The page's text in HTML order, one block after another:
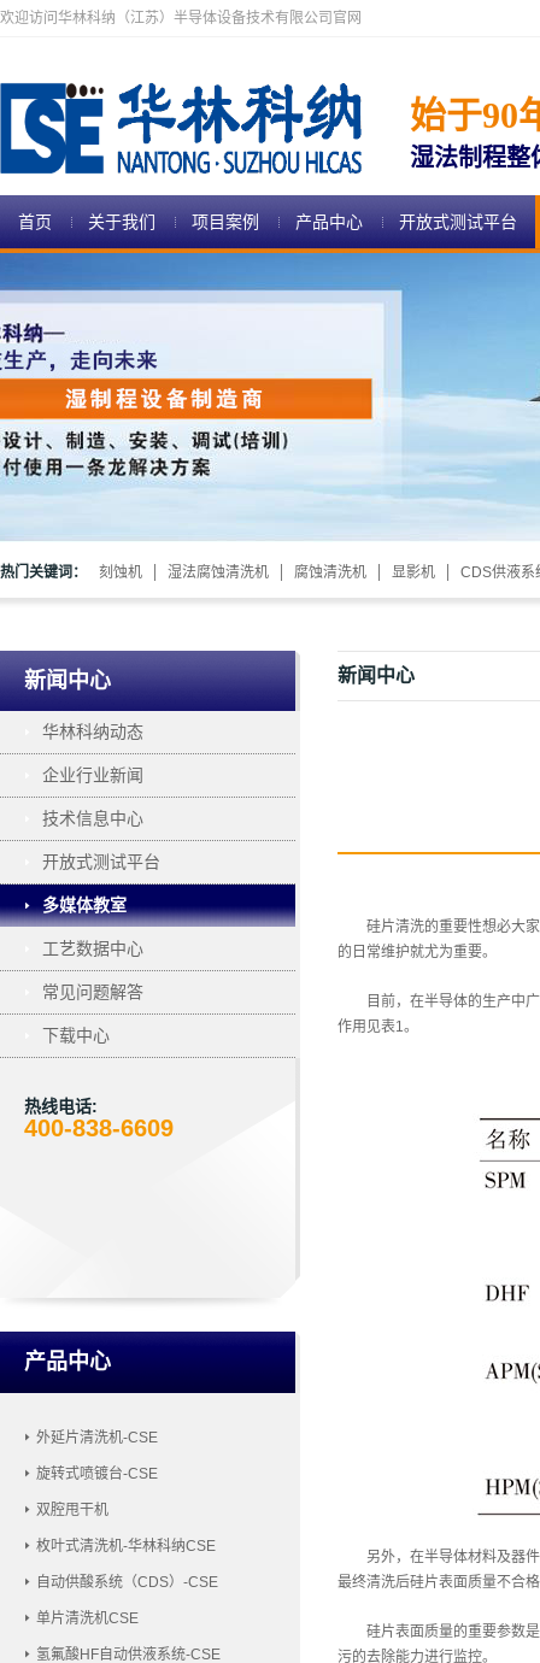
欢迎访问华林科纳（江苏）半导体设备技术有限公司官网
始于90
湿法制程整
首页 关于我们 项目案例 产品中心 开放式测试平台
热门关键词： 刻蚀机 湿法腐蚀清洗机 腐蚀清洗机 显影机 CDS供液系
新闻中心
华林科纳动态
企业行业新闻
技术信息中心
开放式测试平台
多媒体教室
工艺数据中心
常见问题解答
下载中心
热线电话:
400-838-6609
产品中心
外延片清洗机-CSE
旋转式喷镀台-CSE
双腔甩干机
枚叶式清洗机-华林科纳CSE
自动供酸系统（CDS）-CSE
单片清洗机CSE
氢氟酸HF自动供液系统-CSE
新闻中心
硅片清洗的重要性想必大
的日常维护就尤为重要。
目前，在半导体的生产中
作用见表1。
另外，在半导体材料及器
最终清洗后硅片表面质量不合
硅片表面质量的重要参数是
污的去除能力进行监控。